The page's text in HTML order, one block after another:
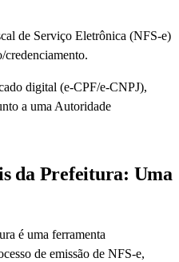
de Serviço Eletrônica (NFS-e)
credenciamento.
digital (e-CPF/e-CNPJ),
a uma Autoridade
da Prefeitura: Uma
é uma ferramenta
de emissão de NFS-e,